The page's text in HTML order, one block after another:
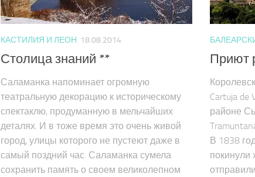
КАСТИЛИЯ И ЛЕОН 18.08.2014
Столица знаний **
Саламанка напоминает огромную
театральную декорацию к историческому
спектаклю, продуманную в мельчайших
деталях. И в тоже время это очень живой
город, улицы которого не пустеют даже в
самый поздний час. Саламанка сумела
сохранить память о своем великолепном
Приют
Cartuja de
районе
В 1838